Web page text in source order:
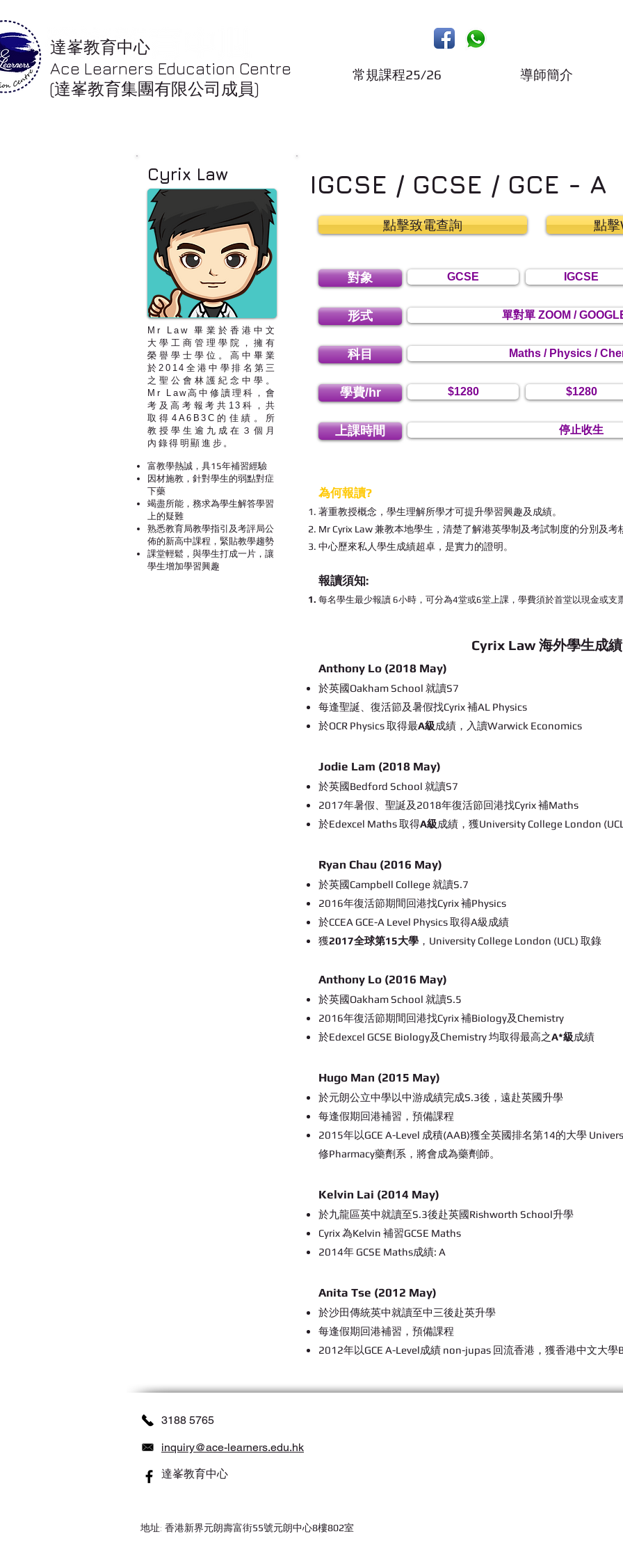
常規課程25/26 導師簡介
達峯教育中心
Ace Learners Education Centre
(達峯教育集團有限公司成員)
Cyrix Law
Mr Law 畢業於香港中文
大學工商管理學院，擁有
榮譽學士學位。高中畢業
於2014全港中學排名第三
之聖公會林護紀念中學。
Mr Law高中修讀理科，會
考及高考報考共13科，共
取得4A6B3C的佳績。所
教授學生逾九成在３個月
內錄得明顯進步。
富教學熱誠，具15年補習經驗
因材施教，針對學生的弱點對症
下藥
竭盡所能，務求為學生解答學習
上的疑難
熟悉教育局教學指引及考評局公
佈的新高中課程，緊貼教學趨勢
課堂輕鬆，與學生打成一片，讓
學生增加學習興趣
IGCSE / GCSE / GCE - A
點擊致電查詢 點
對象 GCSE IGCSE
形式 單對單 ZOOM /
科目 Maths / Physics /
學費/hr $1280 $1280
上課時間 停止收生
為何報讀?
著重教授概念，學生理解所學才可提升學習興趣及成績。
​Mr Cyrix Law 兼教本地學生，清楚了解港英學制及考試制度的分別及考
中心歷來私人學生成績超卓，是實力的證明。
報讀須知:
每名學生最少報讀 6小時，可分為4堂或6堂上課，學費須於首堂以現金或支
Cyrix Law 海外學生成績
Anthony Lo (2018 May)
於英國Oakham School 就讀S7
每逢聖誕、復活節及暑假找Cyrix 補AL Physics
於OCR Physics 取得最A級成績，入讀Warwick Economics
Jodie Lam (2018 May)
於英國Bedford School 就讀S7
2017年暑假、聖誕及2018年復活節回港找Cyrix 補Maths
於Edexcel Maths 取得A級成績，獲University College London
Ryan Chau (2016 May)
於英國Campbell College 就讀S.7
2016年復活節期間回港找Cyrix 補Physics
於CCEA GCE-A Level Physics 取得A級成績
獲2017全球第15大學 ，University College London (UCL) 取錄
Anthony Lo (2016 May)
於英國Oakham School 就讀S.5
2016年復活節期間回港找Cyrix 補Biology及Chemistry
於Edexcel GCSE Biology及Chemistry 均取得最高之A*級成績
Hugo Man (2015 May)
於元朗公立中學以中游成績完成S.3後，遠赴英國升學
每逢假期回港補習，預備課程
2015年以GCE A-Level 成積(AAB)獲全英國排名第14的大學
修Pharmacy藥劑系，將會成為藥劑師。
Kelvin Lai (2014 May)
於九龍區英中就讀至S.3後赴英國Rishworth School升學
Cyrix 為Kelvin 補習GCSE Maths
2014年 GCSE Maths成績: A
Anita Tse (2012 May)
於沙田傳統英中就讀至中三後赴英升學
每逢假期回港補習，預備課程
2012年以GCE A-Level成績 non-jupas 回流香港，獲香港中文大學
3188 5765
inquiry@ace-learners.edu.hk
達峯教育中心
​地址: 香港新界元朗壽富街55號元朗中心8樓802室